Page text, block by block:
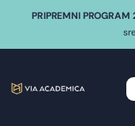
PRIPREMNI PROGRAM